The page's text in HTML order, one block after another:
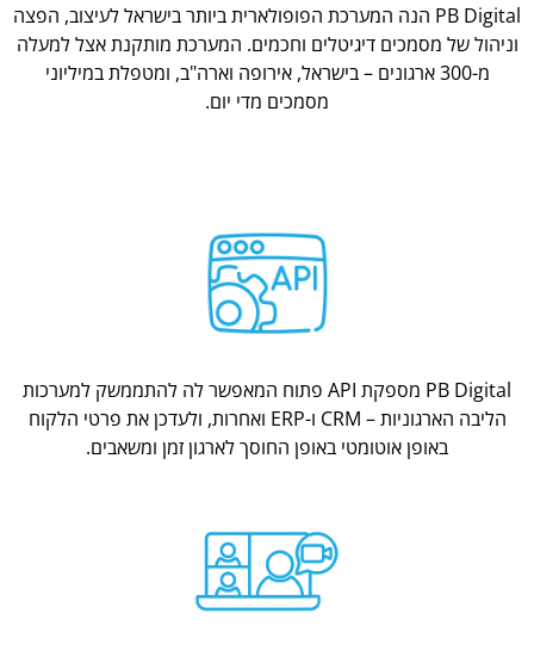
PB Digital הנה המערכת הפופולארית ביותר בישראל לעיצוב, הפצה
וניהול של מסמכים דיגיטלים וחכמים. המערכת מותקנת אצל למעלה
מ-300 ארגונים – בישראל, אירופה וארה"ב, ומטפלת במיליוני
מסמכים מדי יום.
PB Digital מספקת API פתוח המאפשר לה להתממשק למערכות
הליבה הארגוניות – CRM ו-ERP ואחרות, ולעדכן את פרטי הלקוח
באופן אוטומטי באופן החוסך לארגון זמן ומשאבים.